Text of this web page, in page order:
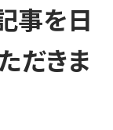
事を日
だきま